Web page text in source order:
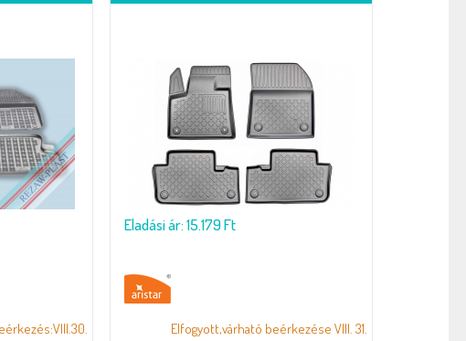
Eladási ár: 15.179 Ft
Elfogyott,várható beérkezése VIII. 31.